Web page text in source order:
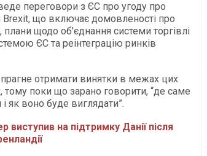
переговори з ЄС про угоду про
Brexit, що включає домовленості про
плани щодо об'єднання системи торгівлі
ЄС та реінтеграцію ринків
отримати винятки в межах цих
тому поки що зарано говорити, “де саме
як воно буде виглядати”.
виступив на підтримку Данії після